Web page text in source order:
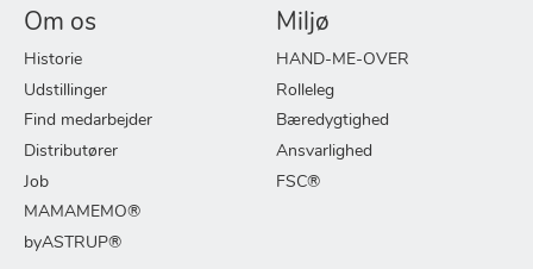
Om os
Historie
Udstillinger
Find medarbejder
Distributører
Job
MAMAMEMO®
byASTRUP®
Miljø
HAND-ME-OVER
Rolleleg
Bæredygtighed
Ansvarlighed
FSC®